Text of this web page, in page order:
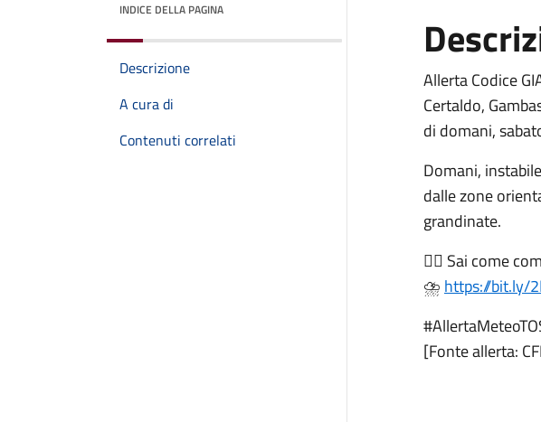
INDICE DELLA PAGINA
Descrizione
A cura di
Contenuti correlati
Allerta Codice
Certaldo,
di domani,
Domani,
dalle zone
grandinate.
👉🏻 Sai come
⛈ https://bit.ly/
[Fonte allerta: